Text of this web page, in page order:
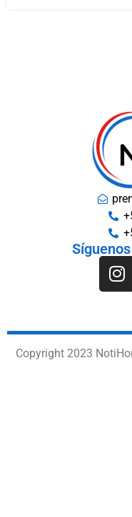
Copyright 2023